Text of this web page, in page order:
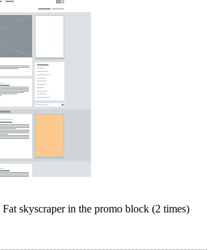
Fat skyscraper in the promo block (2 times)